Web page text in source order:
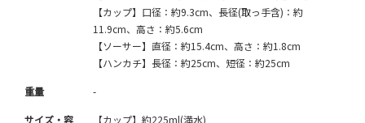
【カップ】口径：約9.3cm、長径(取っ手含)：約
11.9cm、高さ：約5.6cm
【ソーサー】直径：約15.4cm、高さ：約1.8cm
【ハンカチ】長径：約25cm、短径：約25cm
重量 -
サイズ・容 【カップ】約225ml(満水)